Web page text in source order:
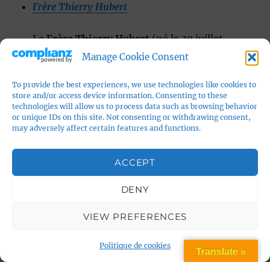
Manage Cookie Consent
To provide the best experiences, we use technologies like cookies to
store and/or access device information. Consenting to these
technologies will allow us to process data such as browsing behavior
or unique IDs on this site. Not consenting or withdrawing consent,
may adversely affect certain features and functions.
ACCEPT
DENY
VIEW PREFERENCES
Politique de cookies
Frère Thierry Hubert
LeFrère Thierry Hubert(né le 30 juillet
1969 à Fougères) est une figure dominicaine
religieuse, engagement intellectuel et
gestion médiatique.
missionnaire en Amérique latine
s’est engagé à rendre la Bible accessible et
compréhensible pour tous , renforçant la
compréhension des textes sacrés avecnotes
Translate »